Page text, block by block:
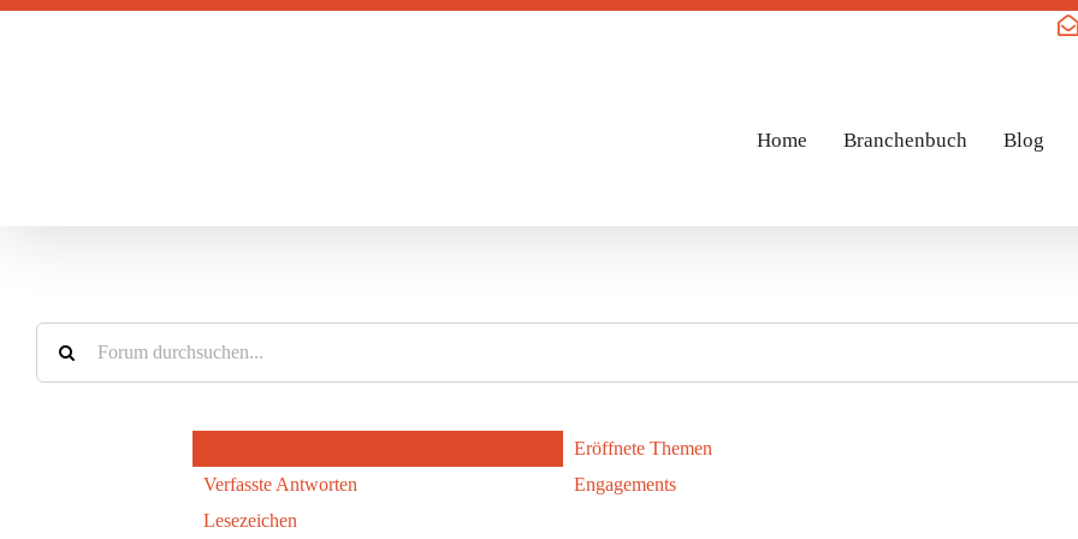
Zum
Home Branchenbuch Blog
Eröffnete Themen
Verfasste Antworten
Engagements
Lesezeichen